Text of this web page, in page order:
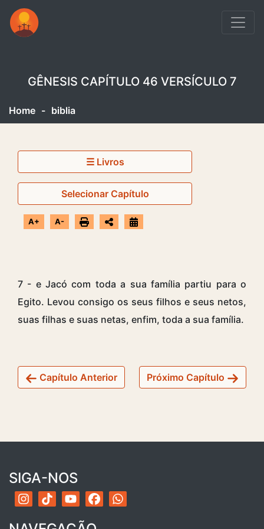
GÊNESIS CAPÍTULO 46 VERSÍCULO 7
Home - biblia
☰ Livros
Selecionar Capítulo
A+ A-
7 - e Jacó com toda a sua família partiu para o
Egito. Levou consigo os seus filhos e seus netos,
suas filhas e suas netas, enfim, toda a sua família.
Capítulo Anterior Próximo Capítulo
SIGA-NOS